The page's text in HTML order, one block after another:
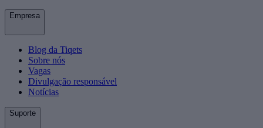
Empresa
Blog da Tiqets
Sobre nós
Vagas
Divulgação responsável
Notícias
Suporte